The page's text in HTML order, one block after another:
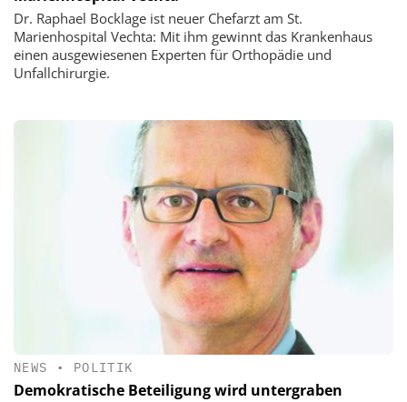
Dr. Raphael Bocklage ist neuer Chefarzt am St.
Marienhospital Vechta: Mit ihm gewinnt das Krankenhaus
einen ausgewiesenen Experten für Orthopädie und
Unfallchirurgie.
NEWS • POLITIK
Demokratische Beteiligung wird untergraben